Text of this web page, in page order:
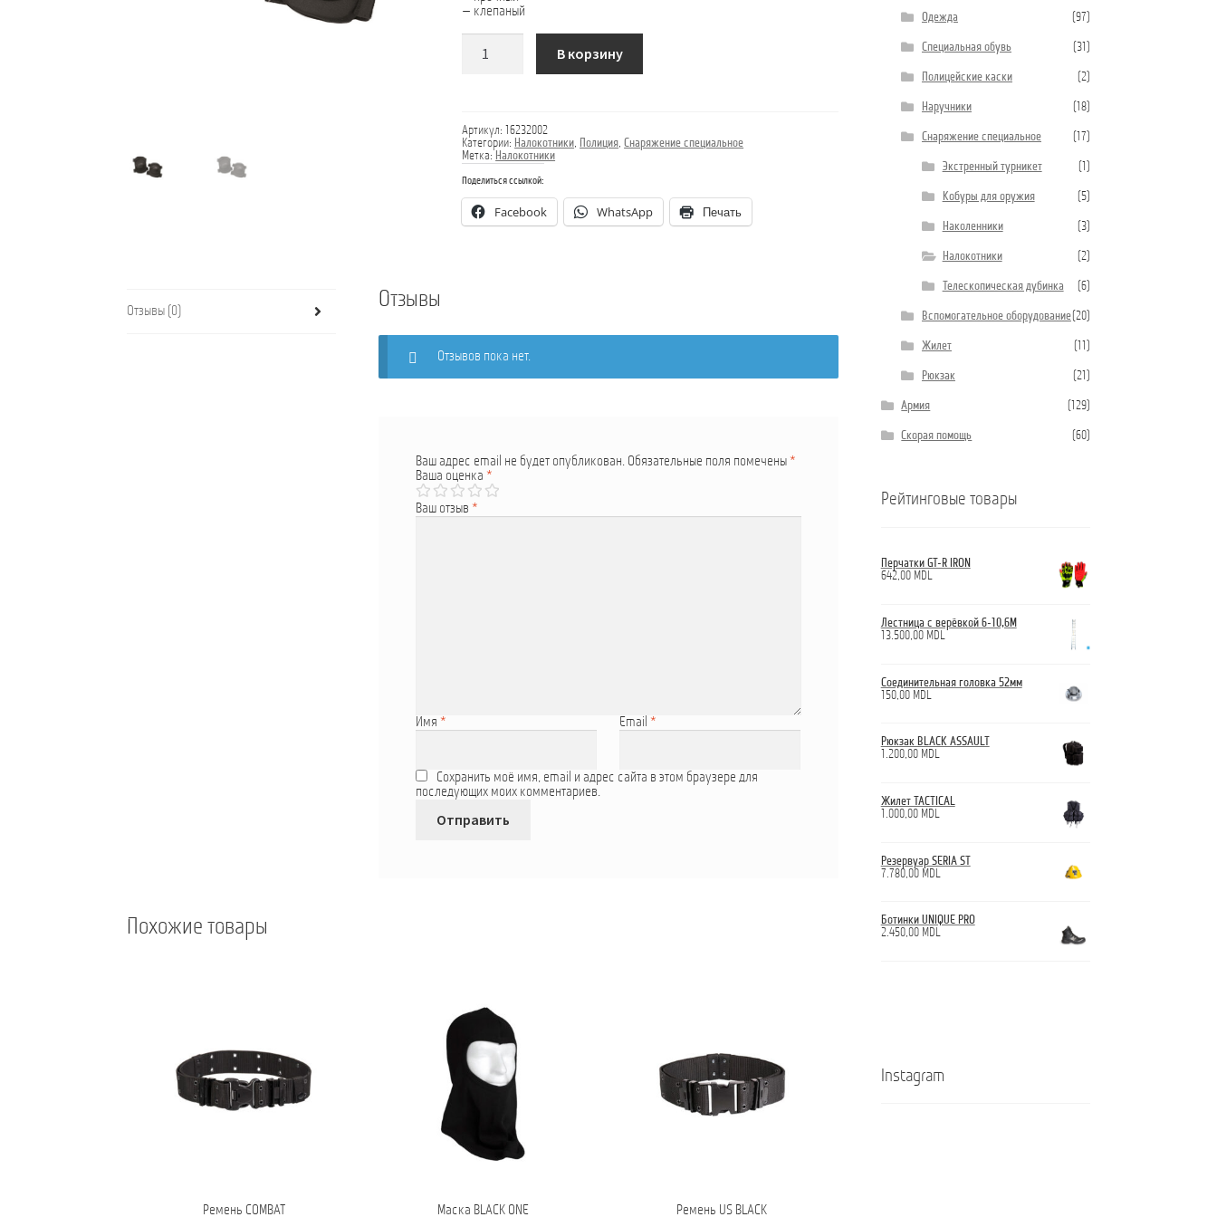
— клепаный
товара
В корзину
Артикул: 16232002
Категории: Налокотники, Полиция,Снаряжение специальное
Метка: Налокотники
Поделиться ссылкой:
Facebook WhatsApp Печать
Отзывы (0) Отзывы
Отзывов пока нет.
Ваш адрес email не будет опубликован. Обязательные поля помечены *
Ваша оценка *
Ваш отзыв *
Имя * Email *
Сохранить моё имя, email и адрес сайта в этом браузере для
последующих моих комментариев.
Похожие товары
Ремень COMBAT Маска BLACK ONE Ремень US BLACK
Одежда (97)
Специальная обувь (31)
Полицейские каски (2)
Наручники (18)
Снаряжение специальное (17)
Экстренный турникет
Кобуры для оружия (5)
Наколенники (3)
Налокотники (2)
Телескопическая дубинка (6)
Вспомогательное оборудование (20)
Жилет
Рюкзак (21)
Армия (129)
Скорая помощь (60)
Рейтинговые товары
Перчатки GT-R IRON
642,00 MDL
Лестница с верёвкой 6-10,6М
13.500,00 MDL
Соединительная головка 52мм
150,00 MDL
Рюкзак BLACK ASSAULT
1.200,00 MDL
Жилет TACTICAL
1.000,00 MDL
Резервуар SERIA ST
7.780,00 MDL
Ботинки UNIQUE PRO
2.450,00 MDL
Instagram